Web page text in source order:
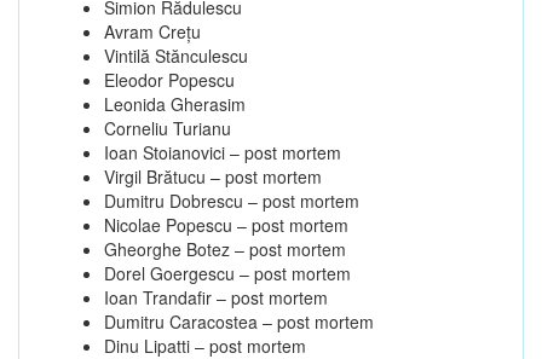
Simion Rădulescu
Avram Creţu
Vintilă Stănculescu
Eleodor Popescu
Leonida Gherasim
Corneliu Turianu
Ioan Stoianovici – post mortem
Virgil Brătucu – post mortem
Dumitru Dobrescu – post mortem
Nicolae Popescu – post mortem
Gheorghe Botez – post mortem
Dorel Goergescu – post mortem
Ioan Trandafir – post mortem
Dumitru Caracostea – post mortem
Dinu Lipatti – post mortem